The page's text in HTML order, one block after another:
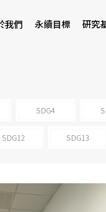
我們 永續目標 研究
SDG4
SDG12 SDG13